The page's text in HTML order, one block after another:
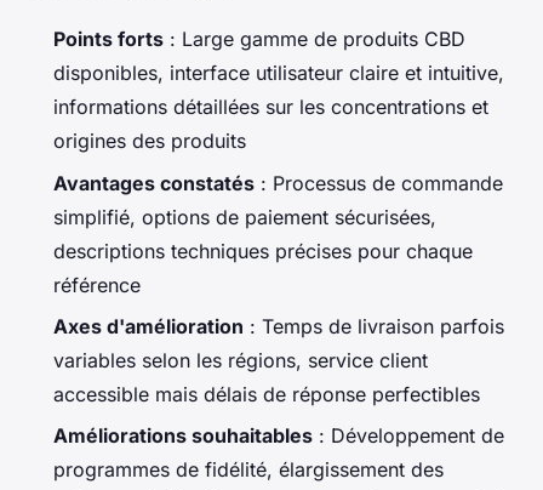
Points forts : Large gamme de produits CBD
disponibles, interface utilisateur claire et intuitive,
informations détaillées sur les concentrations et
origines des produits
Avantages constatés : Processus de commande
simplifié, options de paiement sécurisées,
descriptions techniques précises pour chaque
référence
Axes d'amélioration : Temps de livraison parfois
variables selon les régions, service client
accessible mais délais de réponse perfectibles
Améliorations souhaitables : Développement de
programmes de fidélité, élargissement des